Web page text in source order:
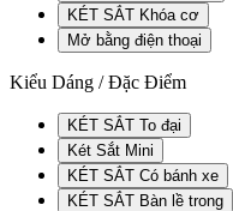
KÉT SẮT Khóa cơ
Mở bằng điện thoại
Kiểu Dáng / Đặc Điểm
KÉT SẮT To đại
Két Sắt Mini
KÉT SẮT Có bánh xe
KÉT SẮT Bàn lề trong